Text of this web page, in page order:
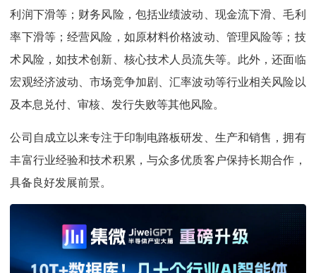
利润下滑等；财务风险，包括业绩波动、现金流下滑、毛利
率下滑等；经营风险，如原材料价格波动、管理风险等；技
术风险，如技术创新、核心技术人员流失等。此外，还面临
宏观经济波动、市场竞争加剧、汇率波动等行业相关风险以
及本息兑付、审核、发行失败等其他风险。
公司自成立以来专注于印制电路板研发、生产和销售，拥有
丰富行业经验和技术积累，与众多优质客户保持长期合作，
具备良好发展前景。